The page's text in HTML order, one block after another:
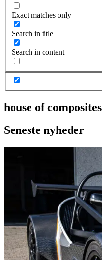
Exact matches only
Search in title
Search in content
house of composites
Seneste nyheder